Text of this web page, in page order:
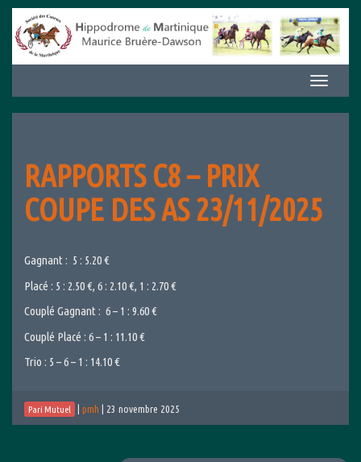
Aller
contenu
Afficher/
la
RAPPORTS C8 – PRIX
COUPE DES AS 23/11/2025
Gagnant : 5 : 5.20 €
Placé : 5 : 2.50 €, 6 : 2.10 €, 1 : 2.70 €
Couplé Gagnant : 6 – 1 : 9.60 €
Couplé Placé : 6 – 1 : 11.10 €
Trio : 5 – 6 – 1 : 14.10 €
Pari Mutuel | pmh | 23 novembre 2025